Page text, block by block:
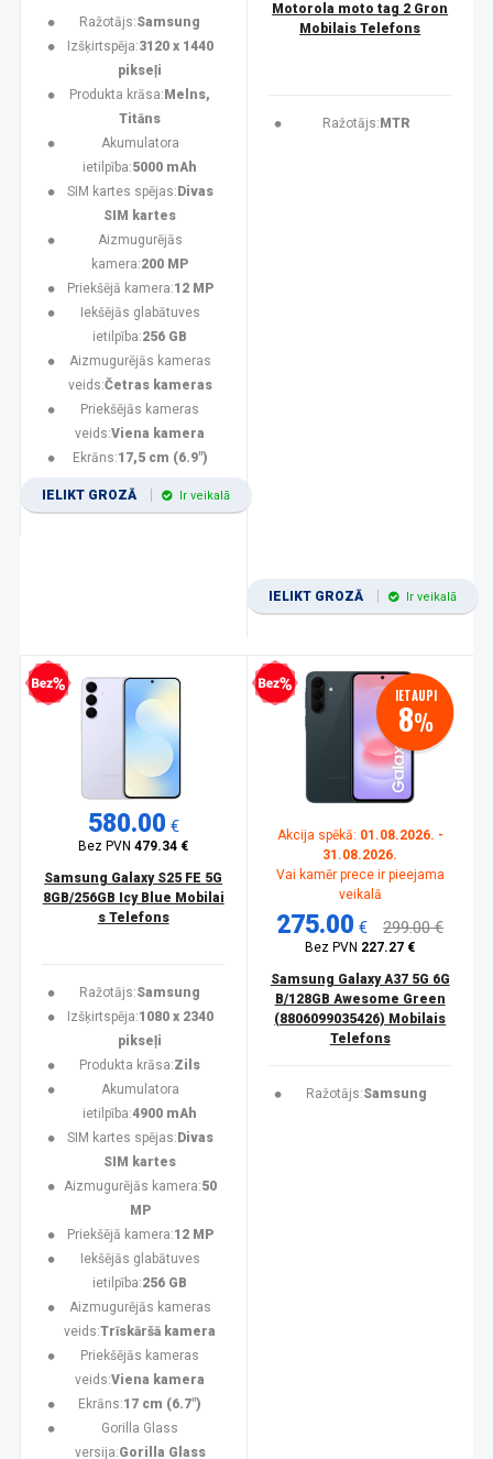
Ražotājs:Samsung
Izšķirtspēja:3120 x 1440
pikseļi
Produkta krāsa: Melns,
Titāns
Akumulatora
ietilpība:5000 mAh
SIM kartes spējas: Divas
SIM kartes
Aizmugurējās
kamera:200 MP
Priekšējā kamera:12 MP
Iekšējās glabātuves
ietilpība:256 GB
Aizmugurējās kameras
veids:Četras kameras
Priekšējās kameras
veids:Viena kamera
Ekrāns:17,5 cm (6.9")
IELIKT GROZĀ Ir veikalā
Motorola moto tag 2 Gron
Mobilais Telefons
Ražotājs: MTR
IELIKT GROZĀ Ir veikalā
kredīts
580.00 €
Bez PVN479.34 €
Samsung Galaxy S25 FE 5G
8GB/256GB Icy Blue Mobilai
s Telefons
Ražotājs:Samsung
Izšķirtspēja:1080 x 2340
pikseļi
Produkta krāsa:Zils
Akumulatora
ietilpība:4900 mAh
SIM kartes spējas: Divas
SIM kartes
Aizmugurējās kamera:50
MP
Priekšējā kamera:12 MP
Iekšējās glabātuves
ietilpība:256 GB
Aizmugurējās kameras
veids:Trīskāršā kamera
Priekšējās kameras
veids:Viena kamera
Ekrāns:17 cm (6.7")
Gorilla Glass
versija:Gorilla Glass
Bezprocentu kredīts IETAUPI
8%
Akcija spēkā: 01.08.2026. -
31.08.2026.
Vai kamēr prece ir pieejama
veikalā
275.00 € 299.00 €
Bez PVN 227.27 €
Samsung Galaxy A37 5G 6G
B/128GB Awesome Green
(8806099035426) Mobilais
Telefons
Ražotājs:Samsung